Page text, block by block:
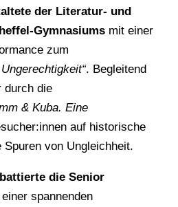
der Literatur- und
Gymnasiums mit einer
zum
. Begleitend
durch die
& Kuba. Eine
auf historische
von Ungleichheit.
die Senior
spannenden